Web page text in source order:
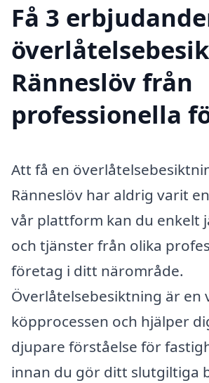
Få 3
Ränneslöv från
professionella
Att få en
Ränneslöv har aldrig varit
vår plattform kan du enkelt
och tjänster från olika
företag i ditt närområde.
Överlåtelsebesiktning är en
köpprocessen och hjälper
djupare förståelse för
innan du gör ditt slutgiltiga